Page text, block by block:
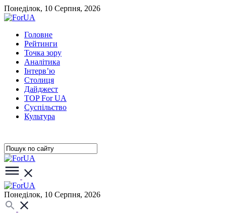
Понеділок, 10 Серпня, 2026
Головне
Рейтинги
Точка зору
Аналітика
Інтерв’ю
Столиця
Дайджест
TOP For UA
Суспiльство
Культура
Понеділок, 10 Серпня, 2026